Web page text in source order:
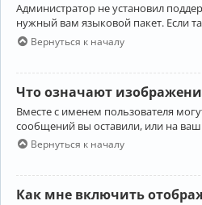
Администратор не установил
нужный вам языковой пакет. Если
Вернуться к началу
Что означают
Вместе с именем пользователя
сообщений вы оставили, или на ваш
Вернуться к началу
Как мне включить